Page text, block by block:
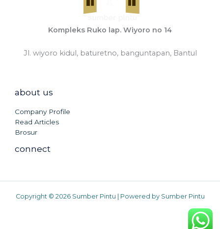
Kompleks Ruko lap. Wiyoro no 14
Jl. wiyoro kidul, baturetno, banguntapan, Bantul
about us
Company Profile
Read Articles
Brosur
connect
Copyright © 2026 Sumber Pintu | Powered by Sumber Pintu